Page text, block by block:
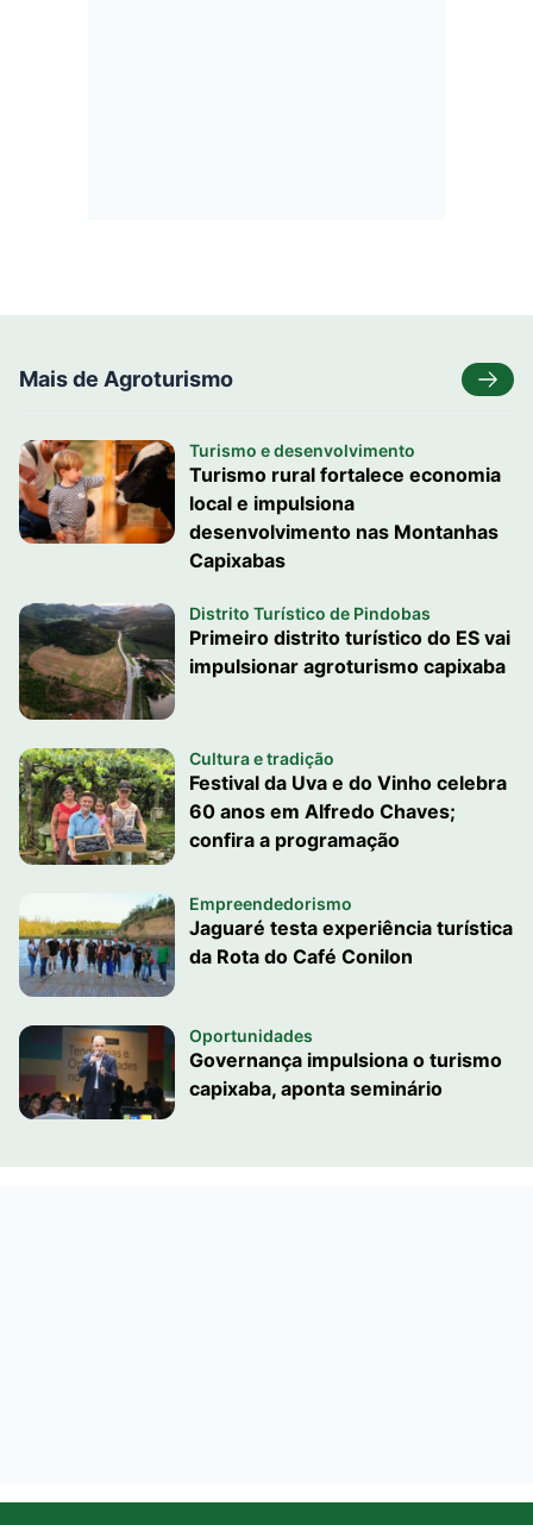
Mais de Agroturismo
Turismo e desenvolvimento
Turismo rural fortalece economia
local e impulsiona
desenvolvimento nas Montanhas
Capixabas
Distrito Turístico de Pindobas
Primeiro distrito turístico do ES vai
impulsionar agroturismo capixaba
Cultura e tradição
Festival da Uva e do Vinho celebra
60 anos em Alfredo Chaves;
confira a programação
Empreendedorismo
Jaguaré testa experiência turística
da Rota do Café Conilon
Oportunidades
Governança impulsiona o turismo
capixaba, aponta seminário